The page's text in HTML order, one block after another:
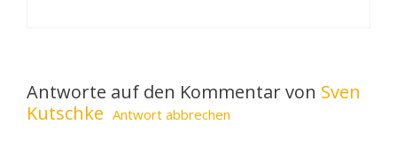
Antworte auf den Kommentar von Sven
Kutschke Antwort abbrechen